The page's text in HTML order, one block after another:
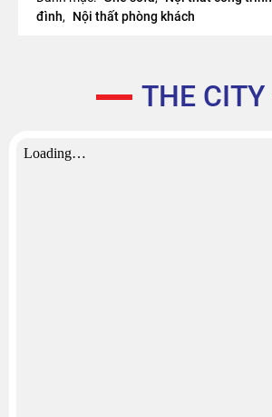
đình, Nội thất phòng khách
THE CITY